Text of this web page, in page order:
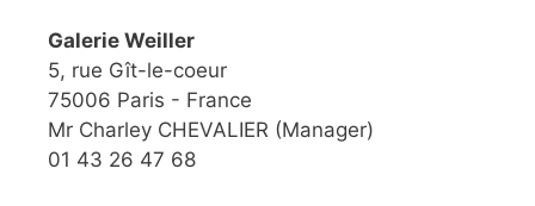
Galerie Weiller
5, rue Gît-le-coeur
75006 Paris - France
Mr Charley CHEVALIER (Manager)
01 43 26 47 68